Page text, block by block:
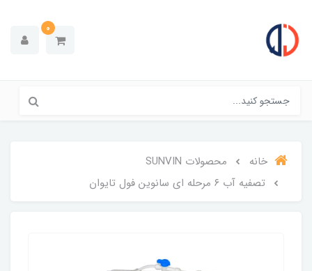
0
خانه
محصولات SUNVIN
تصفیه آب ۶ مرحله ای سانوین فول تایوان